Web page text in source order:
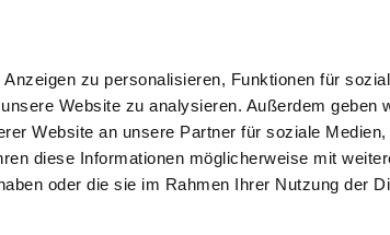
zu personalisieren, Funktionen für
Website zu analysieren. Außerdem geben
Website an unsere Partner für soziale Medien,
diese Informationen möglicherweise mit
oder die sie im Rahmen Ihrer Nutzung der